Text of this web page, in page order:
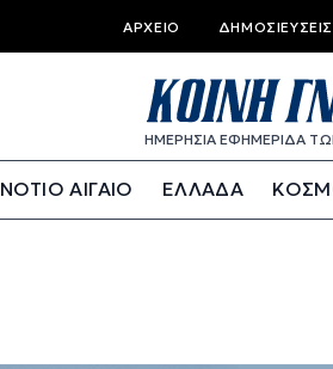
Top
ΑΡΧΕΊΟ ΔΗΜΟΣΙΕΎΣΕΙΣ
ΗΜΕΡΗΣΙΑ ΕΦΗΜΕΡΙΔΑ
ΝΟΤΙΟ ΑΙΓΑΙΟ ΕΛΛΑΔΑ